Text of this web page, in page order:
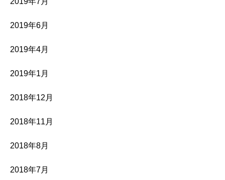
2019年6月
2019年4月
2019年1月
2018年12月
2018年11月
2018年8月
2018年7月